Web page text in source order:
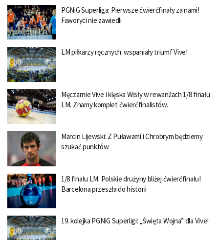
PGNiG Superliga: Pierwsze ćwierćfinały za nami!
Faworyci nie zawiedli
LM piłkarzy ręcznych: wspaniały triumf Vive!
Męczarnie Vive i klęska Wisły w rewanżach 1/8 finału
LM. Znamy komplet ćwierćfinalistów.
Marcin Lijewski: Z Puławami i Chrobrym będziemy
szukać punktów
1/8 finału LM: Polskie drużyny bliżej ćwierćfinału!
Barcelona przeszła do historii
19. kolejka PGNiG Superligi: „Święta Wojna” dla Vive!